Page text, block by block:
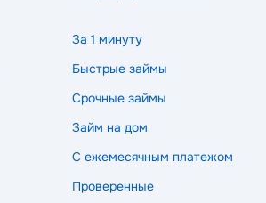
За 1 минуту
Быстрые займы
Срочные займы
Займ на дом
С ежемесячным платежом
Проверенные